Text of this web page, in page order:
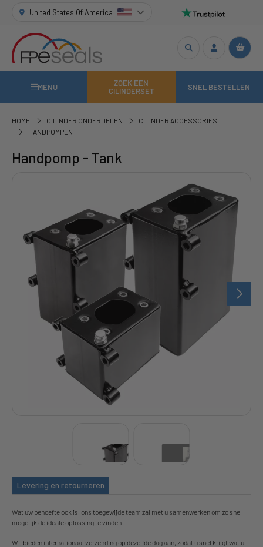
United States Of America
MENU
ZOEK EEN
CILINDERSET
SNEL BESTELLEN
HOME CILINDER ONDERDELEN
CILINDER ACCESSORIES
HANDPOMPEN
Handpomp - Tank
Levering en retourneren
Wat uw behoefte ook is, ons toegewijde team zal met u samenwerken om zo snel
mogelijk de ideale oplossing te vinden.
Wij bieden internationaal verzending op dezelfde dag aan, zodat u snel krijgt wat u